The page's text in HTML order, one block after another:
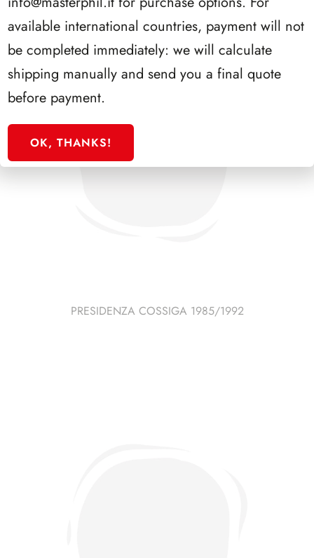
PRESIDENZA COSSIGA 1985/1992
available international countries, payment will not
be completed immediately: we will calculate
shipping manually and send you a final quote
before payment.
OK, THANKS!